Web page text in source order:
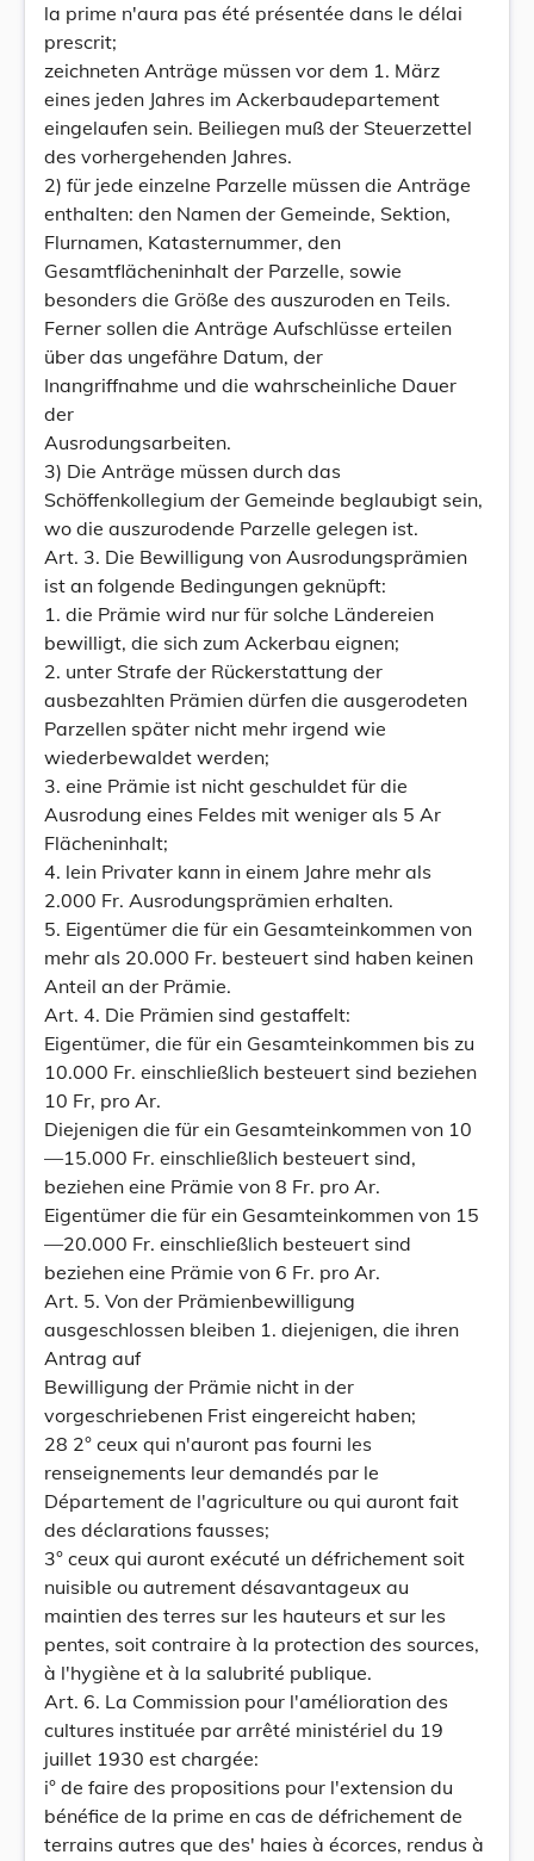
la prime n'aura pas été présentée dans le délai
prescrit;
zeichneten Anträge müssen vor dem 1. März
eines jeden Jahres im Ackerbaudepartement
eingelaufen sein. Beiliegen muß der Steuerzettel
des vorhergehenden Jahres.
2) für jede einzelne Parzelle müssen die Anträge
enthalten: den Namen der Gemeinde, Sektion,
Flurnamen, Katasternummer, den
Gesamtflächeninhalt der Parzelle, sowie
besonders die Größe des auszuroden en Teils.
Ferner sollen die Anträge Aufschlüsse erteilen
über das ungefähre Datum, der
Inangriffnahme und die wahrscheinliche Dauer
der
Ausrodungsarbeiten.
3) Die Anträge müssen durch das
Schöffenkollegium der Gemeinde beglaubigt sein,
wo die auszurodende Parzelle gelegen ist.
Art. 3. Die Bewilligung von Ausrodungsprämien
ist an folgende Bedingungen geknüpft:
1. die Prämie wird nur für solche Ländereien
bewilligt, die sich zum Ackerbau eignen;
2. unter Strafe der Rückerstattung der
ausbezahlten Prämien dürfen die ausgerodeten
Parzellen später nicht mehr irgend wie
wiederbewaldet werden;
3. eine Prämie ist nicht geschuldet für die
Ausrodung eines Feldes mit weniger als 5 Ar
Flächeninhalt;
4. lein Privater kann in einem Jahre mehr als
2.000 Fr. Ausrodungsprämien erhalten.
5. Eigentümer die für ein Gesamteinkommen von
mehr als 20.000 Fr. besteuert sind haben keinen
Anteil an der Prämie.
Art. 4. Die Prämien sind gestaffelt:
Eigentümer, die für ein Gesamteinkommen bis zu
10.000 Fr. einschließlich besteuert sind beziehen
10 Fr, pro Ar.
Diejenigen die für ein Gesamteinkommen von 10
—15.000 Fr. einschließlich besteuert sind,
beziehen eine Prämie von 8 Fr. pro Ar.
Eigentümer die für ein Gesamteinkommen von 15
—20.000 Fr. einschließlich besteuert sind
beziehen eine Prämie von 6 Fr. pro Ar.
Art. 5. Von der Prämienbewilligung
ausgeschlossen bleiben 1. diejenigen, die ihren
Antrag auf
Bewilligung der Prämie nicht in der
vorgeschriebenen Frist eingereicht haben;
28 2° ceux qui n'auront pas fourni les
renseignements leur demandés par le
Département de l'agriculture ou qui auront fait
des déclarations fausses;
3° ceux qui auront exécuté un défrichement soit
nuisible ou autrement désavantageux au
maintien des terres sur les hauteurs et sur les
pentes, soit contraire à la protection des sources,
à l'hygiène et à la salubrité publique.
Art. 6. La Commission pour l'amélioration des
cultures instituée par arrêté ministériel du 19
juillet 1930 est chargée:
i° de faire des propositions pour l'extension du
bénéfice de la prime en cas de défrichement de
terrains autres que des' haies à écorces, rendus à